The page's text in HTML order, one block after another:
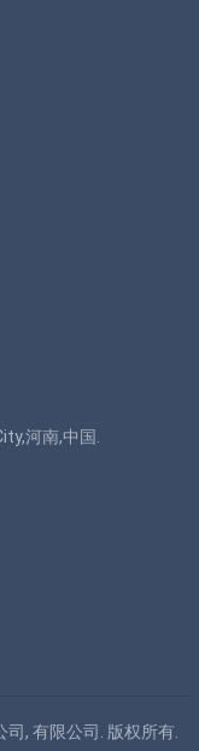
河南,中国.
, 有限公司. 版权所有.